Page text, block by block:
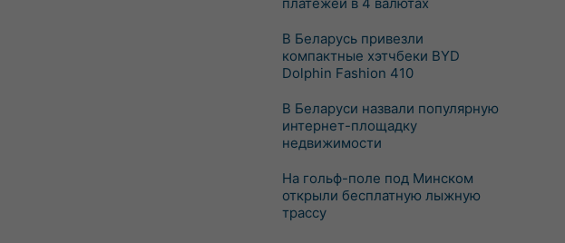
В Беларусь привезли
компактные хэтчбеки BYD
Dolphin Fashion 410
В Беларуси назвали популярную
интернет-площадку
недвижимости
На гольф-поле под Минском
открыли бесплатную лыжную
трассу